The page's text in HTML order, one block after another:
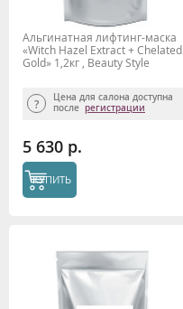
Альгинатная лифтинг-маска
«Witch Hazel Extract + Chelated
Gold» 1,2кг , Beauty Style
Цена для салона доступна
после регистрации
5 630 р.
КУПИТЬ